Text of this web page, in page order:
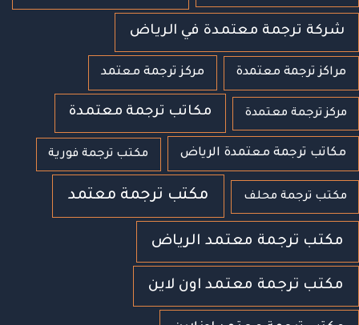
شركة ترجمة معتمدة في الرياض
مراكز ترجمة معتمدة مركز ترجمة معتمد
مركز ترجمة معتمدة مكاتب ترجمة معتمدة
مكاتب ترجمة معتمدة الرياض مكتب ترجمة فورية
مكتب ترجمة محلف مكتب ترجمة معتمد
مكتب ترجمة معتمد الرياض
مكتب ترجمة معتمد اون لاين